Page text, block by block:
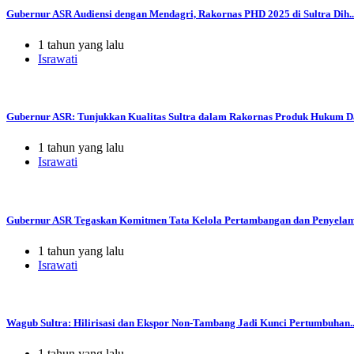
Gubernur ASR Audiensi dengan Mendagri, Rakornas PHD 2025 di Sultra
1 tahun yang lalu
Israwati
Gubernur ASR: Tunjukkan Kualitas Sultra dalam Rakornas Produk Hukum
1 tahun yang lalu
Israwati
Gubernur ASR Tegaskan Komitmen Tata Kelola Pertambangan dan
1 tahun yang lalu
Israwati
Wagub Sultra: Hilirisasi dan Ekspor Non-Tambang Jadi Kunci